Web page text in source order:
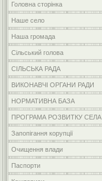
Головна сторінка
Наше село
Наша громада
Сільський голова
СІЛЬСЬКА РАДА
ВИКОНАВЧІ ОРГАНИ РАДИ
НОРМАТИВНА БАЗА
ПРОГРАМА РОЗВИТКУ СЕЛА
Запопігання корупції
Очищення влади
Паспорти